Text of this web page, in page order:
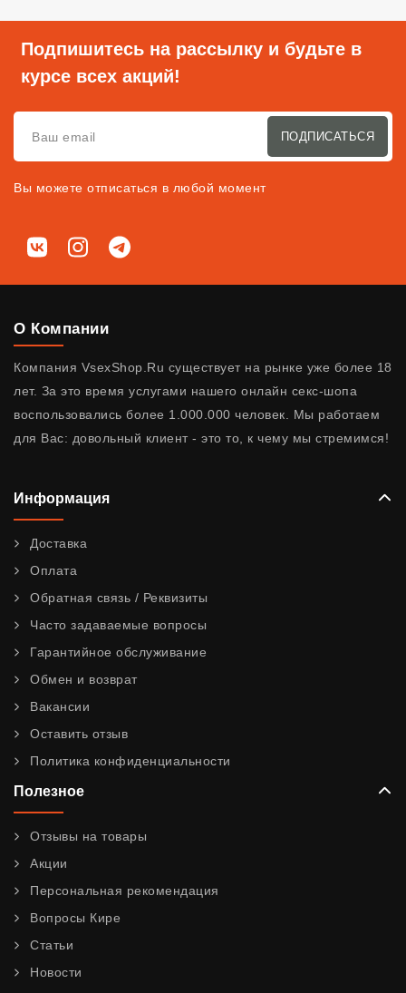
Подпишитесь на рассылку и будьте в
курсе всех акций!
ПОДПИСАТЬСЯ
Вы можете отписаться в любой момент
Мы в соц. сетях
ВКонтактеInstagramTelegram
О Компании
Компания VsexShop.Ru существует на рынке уже более 18
лет. За это время услугами нашего онлайн секс-шопа
воспользовались более 1.000.000 человек. Мы работаем
для Вас: довольный клиент - это то, к чему мы стремимся!
Информация
Доставка
Оплата
Обратная связь / Реквизиты
Часто задаваемые вопросы
Гарантийное обслуживание
Обмен и возврат
Вакансии
Оставить отзыв
Политика конфиденциальности
Полезное
Отзывы на товары
Акции
Персональная рекомендация
Вопросы Кире
Статьи
Новости